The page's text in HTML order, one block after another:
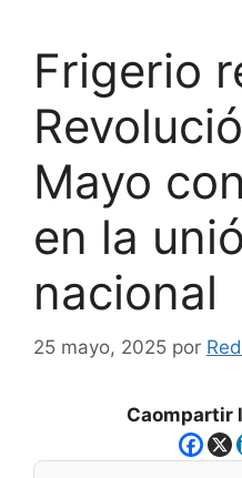
Frigerio
Mayo
en la
nacional
25 mayo, 2025 por
Caompartir